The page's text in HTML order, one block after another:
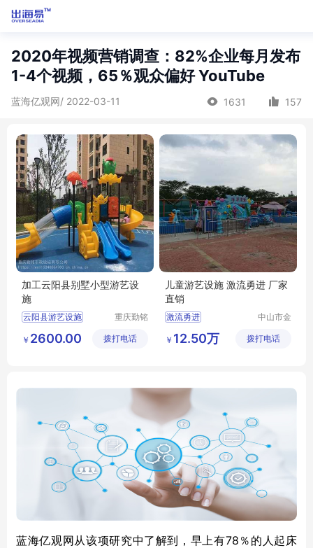
2020年视频营销调查：82%企业每月发布
1-4个视频，65％观众偏好 YouTube
蓝海亿观网/ 2022-03-11 1631 157
加工云阳县别墅小型游艺设
施
云阳县游艺设施
别墅游艺设施
重庆勤铭
有限公司
￥ 2600.00 拨打电话
儿童游艺设施 激流勇进 厂家
直销
激流勇进
中山市金
备有限公
￥ 12.50万 拨打电话
蓝海亿观网从该项研究中了解到 ，早上有78％的人起床